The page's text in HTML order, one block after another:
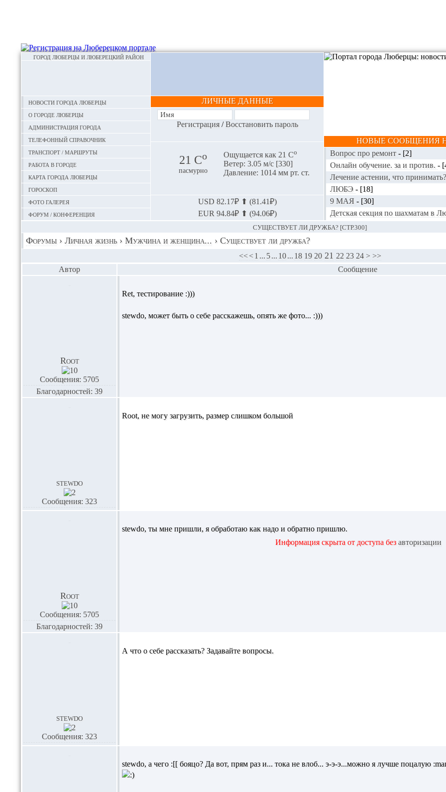
ГОРОД ЛЮБЕРЦЫ И ЛЮБЕРЕЦКИЙ РАЙОН
Новости города Люберцы
О городе Люберцы
Администрация города
Телефонный справочник
Транспорт / маршруты
Работа в городе
Карта города Люберцы
Гороскоп
Фото галерея
Форум / конференция
ЛИЧНЫЕ ДАННЫЕ
Регистрация/Восстановить пароль
21 Сo
пасмурно
Ощущается как 21 Сo
Ветер: 3.05 м/с [330]
Давление: 1014 мм рт. ст.
USD 82.17₽ ⬆ (81.41₽)
EUR 94.84₽ ⬆ (94.06₽)
НОВЫЕ СООБЩЕНИЯ
Вопрос про ремонт - [2]
Онлайн обучение. за и против. -
Лечение астении, что
ЛЮБЭ - [18]
9 МАЯ - [30]
Детская секция по шахматам в
СУЩЕСТВУЕТ ЛИ ДРУЖБА? [СТР.300]
Форумы › Личная жизнь › Мужчина и женщина... › Существует ли дружба?
<< < 1 ... 5 ... 10 ... 18 19 20 21 22 23 24 > >>
Автор
Сообщение
Root
Сообщения: 5705
Благодарностей: 39
Ret, тестирование :)))
stewdo, может быть о себе расскажешь, опять же фото... :)))
stewdo
Сообщения: 323
Root, не могу загрузить, размер слишком большой
Root
Сообщения: 5705
Благодарностей: 39
stewdo, ты мне пришли, я обработаю как надо и обратно пришлю.
Информация скрыта от доступа без авторизации
stewdo
Сообщения: 323
А что о себе рассказать? Задавайте вопросы.
stewdo, а чего :[[ бояцо? Да вот, прям раз и... тока не влоб... э-э-э...можно я лучше поцалую